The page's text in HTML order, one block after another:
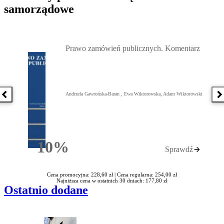
samorządowe
Poprzednia książka
10%Rabatu
Prawo zamówień publicznych. Komentarz
Andrzela Gawrońska-Baran , Ewa Wiktorowska, Adam Wiktorowski
Sprawdź
Cena promocyjna: 228,60 zł | Cena regularna: 254,00 zł
Najniższa cena w ostatnich 30 dniach: 177,80 zł
Ostatnio dodane